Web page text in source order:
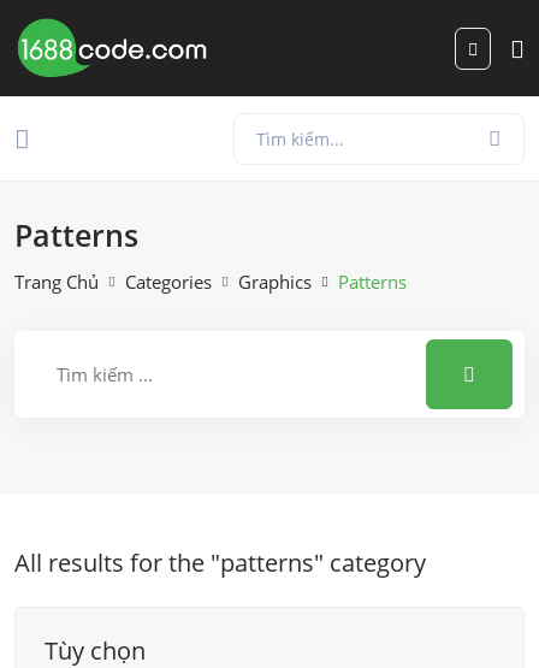
Patterns
Trang Chủ Categories Graphics Patterns
All results for the "patterns" category
Tùy chọn